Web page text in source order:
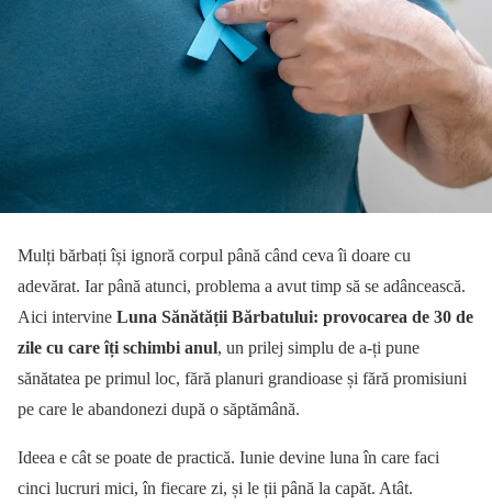
Mulți bărbați își ignoră corpul până când ceva îi doare cu
adevărat. Iar până atunci, problema a avut timp să se adâncească.
Aici intervine Luna Sănătății Bărbatului: provocarea de 30 de
zile cu care îți schimbi anul, un prilej simplu de a-ți pune
sănătatea pe primul loc, fără planuri grandioase și fără promisiuni
pe care le abandonezi după o săptămână.
Ideea e cât se poate de practică. Iunie devine luna în care faci
cinci lucruri mici, în fiecare zi, și le ții până la capăt. Atât.